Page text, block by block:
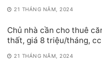
21 THÁNG NĂM, 2024
Chủ nhà cần cho thuê
thất, giá 8 triệu/tháng, cc
21 THÁNG NĂM, 2024